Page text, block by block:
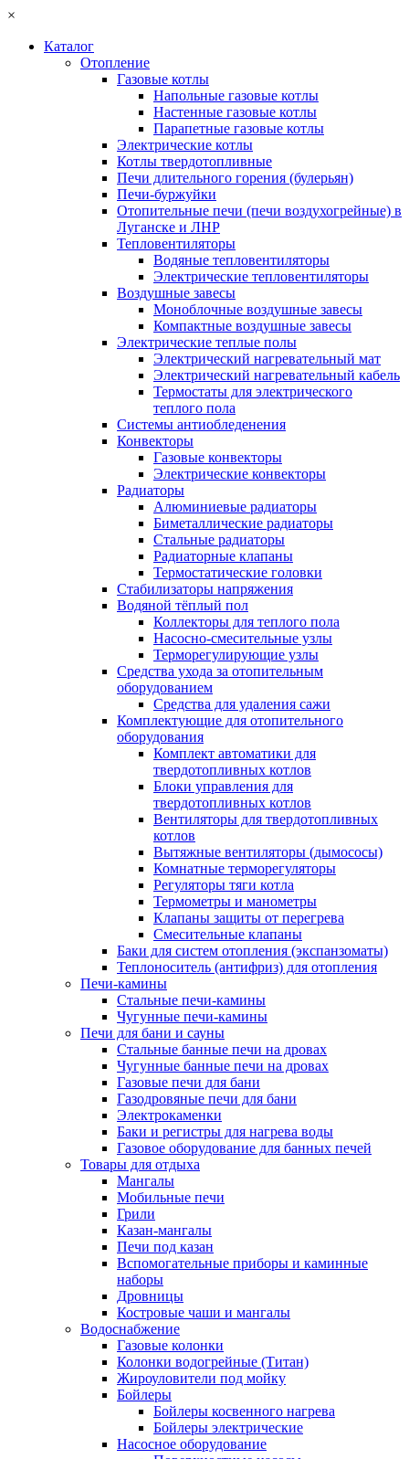
×
Каталог
Отопление
Газовые котлы
Напольные газовые котлы
Настенные газовые котлы
Парапетные газовые котлы
Электрические котлы
Котлы твердотопливные
Печи длительного горения (булерьян)
Печи-буржуйки
Отопительные печи (печи воздухогрейные) в
Луганске и ЛНР
Тепловентиляторы
Водяные тепловентиляторы
Электрические тепловентиляторы
Воздушные завесы
Моноблочные воздушные завесы
Компактные воздушные завесы
Электрические теплые полы
Электрический нагревательный мат
Электрический нагревательный кабель
Термостаты для электрического
теплого пола
Системы антиобледенения
Конвекторы
Газовые конвекторы
Электрические конвекторы
Радиаторы
Алюминиевые радиаторы
Биметаллические радиаторы
Стальные радиаторы
Радиаторные клапаны
Термостатические головки
Стабилизаторы напряжения
Водяной тёплый пол
Коллекторы для теплого пола
Насосно-смесительные узлы
Терморегулирующие узлы
Средства ухода за отопительным
оборудованием
Средства для удаления сажи
Комплектующие для отопительного
оборудования
Комплект автоматики для
твердотопливных котлов
Блоки управления для
твердотопливных котлов
Вентиляторы для твердотопливных
котлов
Вытяжные вентиляторы (дымососы)
Комнатные терморегуляторы
Регуляторы тяги котла
Термометры и манометры
Клапаны защиты от перегрева
Смесительные клапаны
Баки для систем отопления (экспанзоматы)
Теплоноситель (антифриз) для отопления
Печи-камины
Стальные печи-камины
Чугунные печи-камины
Печи для бани и сауны
Стальные банные печи на дровах
Чугунные банные печи на дровах
Газовые печи для бани
Газодровяные печи для бани
Электрокаменки
Баки и регистры для нагрева воды
Газовое оборудование для банных печей
Товары для отдыха
Мангалы
Мобильные печи
Грили
Казан-мангалы
Печи под казан
Вспомогательные приборы и каминные
наборы
Дровницы
Костровые чаши и мангалы
Водоснабжение
Газовые колонки
Колонки водогрейные (Титан)
Жироуловители под мойку
Бойлеры
Бойлеры косвенного нагрева
Бойлеры электрические
Насосное оборудование